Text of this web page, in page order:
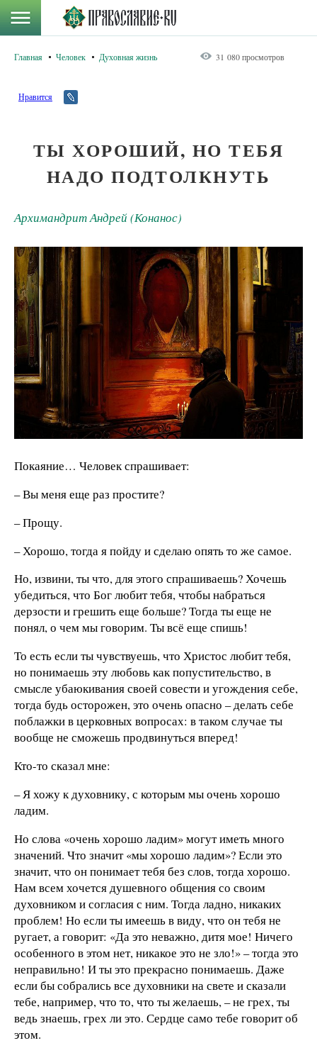
Главная Человек Духовная жизнь 31 080 просмотров
Нравится
ТЫ ХОРОШИЙ, НО ТЕБЯ
НАДО ПОДТОЛКНУТЬ
Архимандрит Андрей (Конанос)
Покаяние… Человек спрашивает:
– Вы меня еще раз простите?
– Прощу.
– Хорошо, тогда я пойду и сделаю опять то же самое.
Но, извини, ты что, для этого спрашиваешь? Хочешь
убедиться, что Бог любит тебя, чтобы набраться
дерзости и грешить еще больше? Тогда ты еще не
понял, о чем мы говорим. Ты всё еще спишь!
То есть если ты чувствуешь, что Христос любит тебя,
но понимаешь эту любовь как попустительство, в
смысле убаюкивания своей совести и угождения себе,
тогда будь осторожен, это очень опасно – делать себе
поблажки в церковных вопросах: в таком случае ты
вообще не сможешь продвинуться вперед!
Кто-то сказал мне:
– Я хожу к духовнику, с которым мы очень хорошо
ладим.
Но слова «очень хорошо ладим» могут иметь много
значений. Что значит «мы хорошо ладим»? Если это
значит, что он понимает тебя без слов, тогда хорошо.
Нам всем хочется душевного общения со своим
духовником и согласия с ним. Тогда ладно, никаких
проблем! Но если ты имеешь в виду, что он тебя не
ругает, а говорит: «Да это неважно, дитя мое! Ничего
особенного в этом нет, никакое это не зло!» – тогда это
неправильно! И ты это прекрасно понимаешь. Даже
если бы собрались все духовники на свете и сказали
тебе, например, что то, что ты желаешь, – не грех, ты
ведь знаешь, грех ли это. Сердце само тебе говорит об
этом.